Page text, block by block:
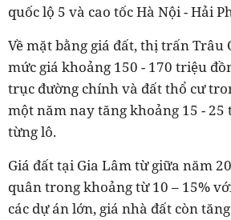
quốc lộ 5 và cao tốc Hà Nội - Hải
Về mặt bằng giá đất, thị trấn Trâu
mức giá khoảng 150 - 170 triệu
trục đường chính và đất thổ cư
một năm nay tăng khoảng 15 -
từng lô.
Giá đất tại Gia Lâm từ giữa năm
quân trong khoảng từ 10 – 15%
các dự án lớn, giá nhà đất còn